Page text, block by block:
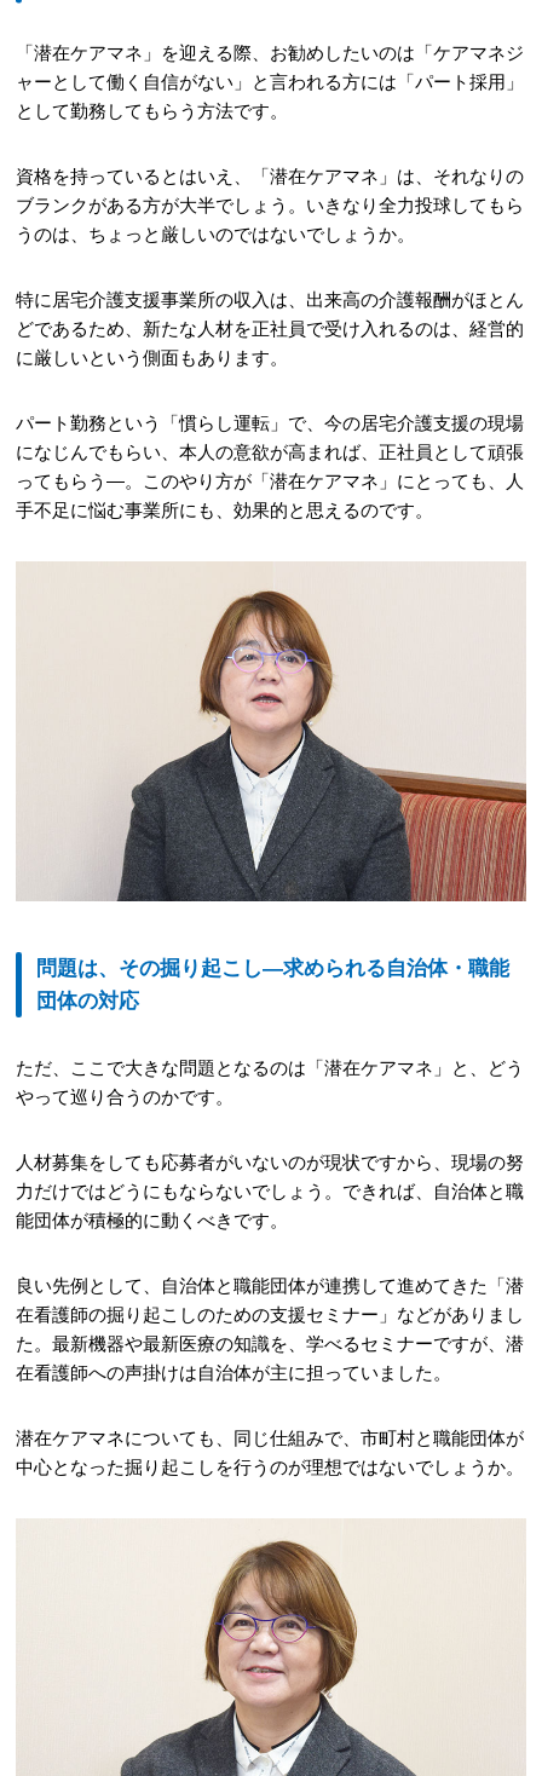
「潜在ケアマネ」を迎える際、お勧めしたいのは「ケアマネジ
ャーとして働く自信がない」と言われる方には「パート採用」
として勤務してもらう方法です。
資格を持っているとはいえ、「潜在ケアマネ」は、それなりの
ブランクがある方が大半でしょう。いきなり全力投球してもら
うのは、ちょっと厳しいのではないでしょうか。
特に居宅介護支援事業所の収入は、出来高の介護報酬がほとん
どであるため、新たな人材を正社員で受け入れるのは、経営的
に厳しいという側面もあります。
パート勤務という「慣らし運転」で、今の居宅介護支援の現場
になじんでもらい、本人の意欲が高まれば、正社員として頑張
ってもらう―。このやり方が「潜在ケアマネ」にとっても、人
手不足に悩む事業所にも、効果的と思えるのです。
問題は、その掘り起こし―求められる自治体・職能
団体の対応
ただ、ここで大きな問題となるのは「潜在ケアマネ」と、どう
やって巡り合うのかです。
人材募集をしても応募者がいないのが現状ですから、現場の努
力だけではどうにもならないでしょう。できれば、自治体と職
能団体が積極的に動くべきです。
良い先例として、自治体と職能団体が連携して進めてきた「潜
在看護師の掘り起こしのための支援セミナー」などがありまし
た。最新機器や最新医療の知識を、学べるセミナーですが、潜
在看護師への声掛けは自治体が主に担っていました。
潜在ケアマネについても、同じ仕組みで、市町村と職能団体が
中心となった掘り起こしを行うのが理想ではないでしょうか。